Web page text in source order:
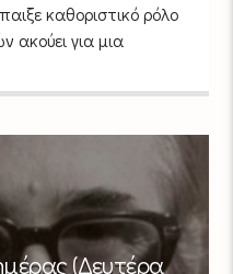
καθοριστικό ρόλο
ακούει για μια
(Δευτέρα